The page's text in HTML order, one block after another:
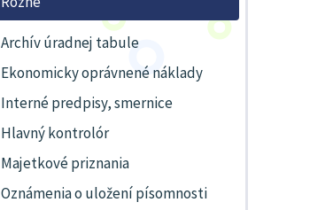
Archív úradnej tabule
Ekonomicky oprávnené náklady
Interné predpisy, smernice
Hlavný kontrolór
Majetkové priznania
Oznámenia o uložení písomnosti